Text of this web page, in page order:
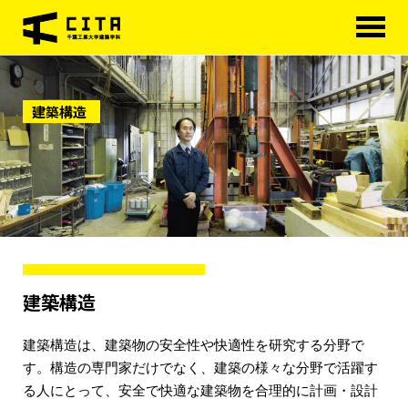
HOME
学科概要
学べる分野
学科カリキュラム
大学院
アクセス
学べる分野
建築構造
建築構造
建築構造は、建築物の安全性や快適性を研究する分野で
す。構造の専門家だけでなく、建築の様々な分野で活躍す
る人にとって、安全で快適な建築物を合理的に計画・設計